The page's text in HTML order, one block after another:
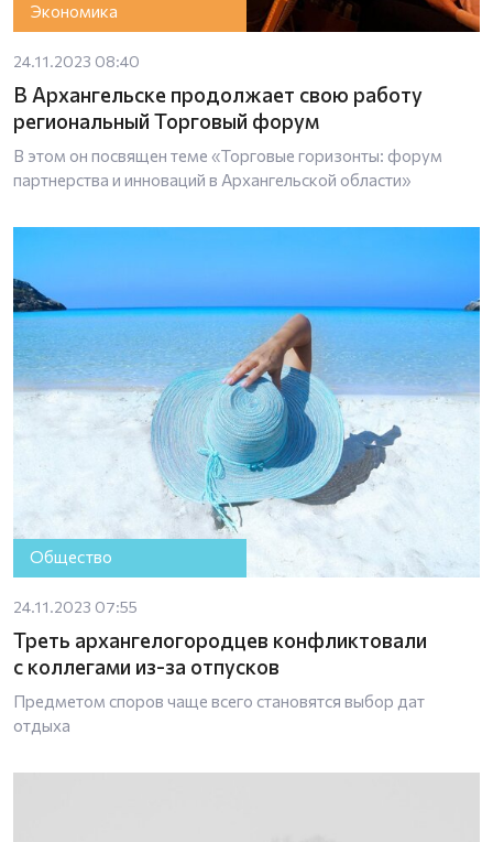
Экономика
24.11.2023 08:40
В Архангельске продолжает свою работу
региональный Торговый форум
В этом он посвящен теме «Торговые горизонты: форум
партнерства и инноваций в Архангельской области»
Общество
24.11.2023 07:55
Треть архангелогородцев конфликтовали
с коллегами из-за отпусков
Предметом споров чаще всего становятся выбор дат
отдыха